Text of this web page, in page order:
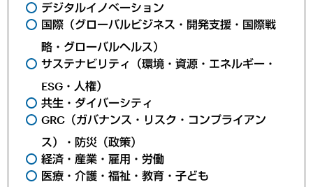
デジタルイノベーション
国際（グローバルビジネス・開発支援・国際戦
略・グローバルヘルス）
サステナビリティ（環境・資源・エネルギー・
ESG・人権）
共生・ダイバーシティ
GRC（ガバナンス・リスク・コンプライアン
ス）・防災（政策）
経済・産業・雇用・労働
医療・介護・福祉・教育・子ども